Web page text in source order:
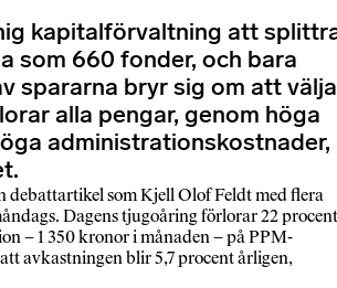
kapitalförvaltning att
som 660 fonder, och bara
spararna bryr sig om att
alla pengar, genom höga
administrationskostnader,
debattartikel som Kjell Olof Feldt med flera
Dagens tjugoåring förlorar 22 procent
– 1 350 kronor i månaden – på PPM-
avkastningen blir 5,7 procent årligen,